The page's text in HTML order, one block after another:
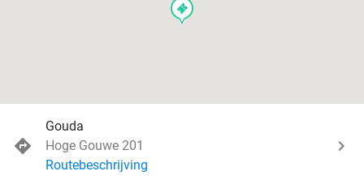
events
Gouda
Hoge Gouwe 201
Routebeschrijving